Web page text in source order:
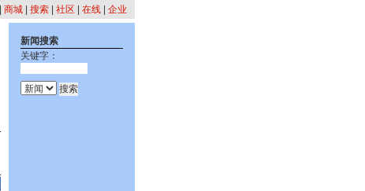
商城 搜索 社区 在线 企业
新闻搜索
关键字：